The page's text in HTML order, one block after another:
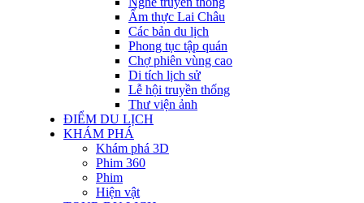
Ẩm thực Lai Châu
Các bản du lịch
Phong tục tập quán
Chợ phiên vùng cao
Di tích lịch sử
Lễ hội truyền thống
Thư viện ảnh
ĐIỂM DU LỊCH
KHÁM PHÁ
Khám phá 3D
Phim 360
Phim
Hiện vật